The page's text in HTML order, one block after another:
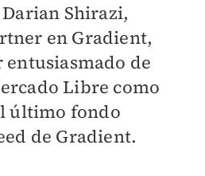
Shirazi,
en Gradient,
entusiasmado de
Libre como
último fondo
de Gradient.